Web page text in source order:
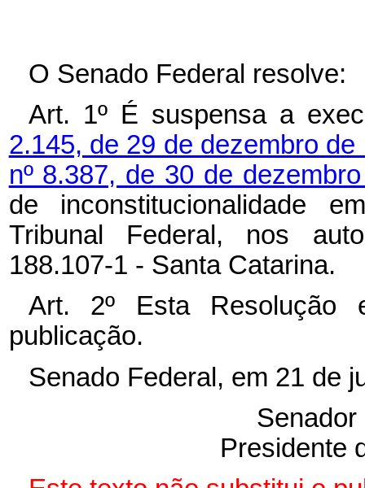
O Senado Federal resolve:
Art. 1º É suspensa a
2.145, de 29 de dezembro
nº 8.387, de 30 de
de inconstitucionalidade
Tribunal Federal, nos
188.107-1 - Santa Catarina.
Art. 2º Esta
publicação.
Senado Federal, em 21 de
Senador
Presidente